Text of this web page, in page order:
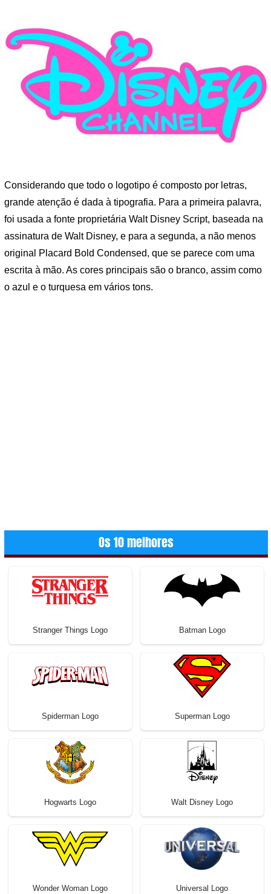
Considerando que todo o logotipo é composto por letras,
grande atenção é dada à tipografia. Para a primeira palavra,
foi usada a fonte proprietária Walt Disney Script, baseada na
assinatura de Walt Disney, e para a segunda, a não menos
original Placard Bold Condensed, que se parece com uma
escrita à mão. As cores principais são o branco, assim como
o azul e o turquesa em vários tons.
Os 10 melhores
Stranger Things Logo Batman Logo
Spiderman Logo Superman Logo
Hogwarts Logo Walt Disney Logo
Wonder Woman Logo Universal Logo